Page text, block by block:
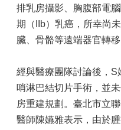
排乳房攝影、胸腹部電
期（IIb）乳癌，所幸尚
臟、骨骼等遠端器官轉移
經與醫療團隊討論後，
哨淋巴結切片手術，並
房重建規劃。臺北市立
醫師陳嬿雅表示，由於